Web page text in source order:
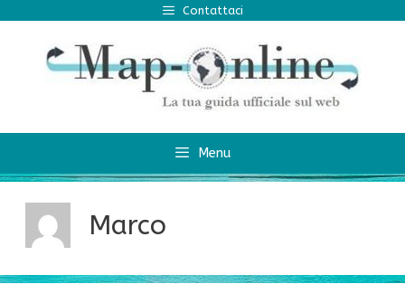
contenuto
Contattaci
Menu
Marco